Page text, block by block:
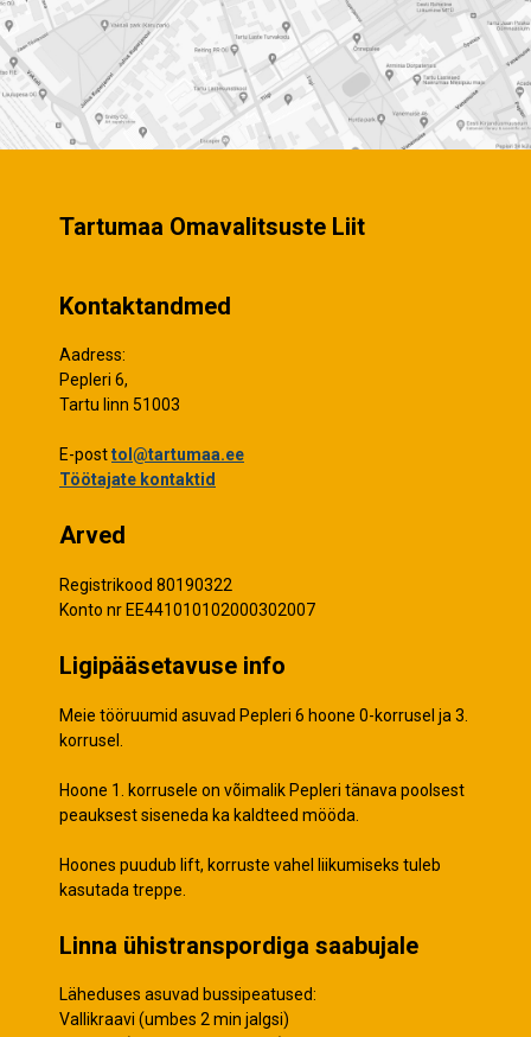
Tartumaa Omavalitsuste Liit
Kontaktandmed
Aadress:
Pepleri 6,
Tartu linn 51003
E-posttol@tartumaa.ee
Töötajate kontaktid
Arved
Registrikood 80190322
Konto nr EE441010102000302007
Ligipääsetavuse info
Meie tööruumid asuvad Pepleri 6 hoone 0-korrusel ja 3.
korrusel.
Hoone 1. korrusele on võimalik Pepleri tänava poolsest
peauksest siseneda ka kaldteed mööda.
Hoones puudub lift, korruste vahel liikumiseks tuleb
kasutada treppe.
Linna ühistranspordiga saabujale
Läheduses asuvad bussipeatused:
Vallikraavi (umbes 2 min jalgsi)